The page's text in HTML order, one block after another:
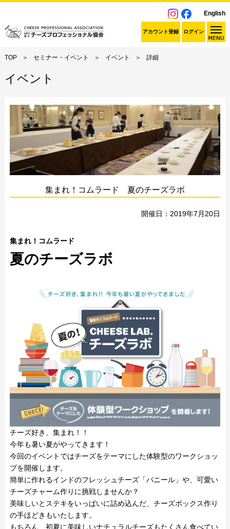
English
アカウント登録 ログイン
TOP セミナー・イベント イベント 詳細
イベント
集まれ！コムラード 夏のチーズラボ
開催日：2019年7月20日
集まれ！コムラード
夏のチーズラボ
チーズ好き、集まれ！！
今年も暑い夏がやってきます！
今回のイベントではチーズをテーマにした体験型のワークショッ
プを開催します。
簡単に作れるインドのフレッシュチーズ「パニール」や、可愛い
チーズチャーム作りに挑戦しませんか？
美味しいとステキをいっぱいに詰め込んだ、チーズボックス作り
の手ほどきもいたします。
もちろん、初夏に美味しいナチュラルチーズもたくさん食べてい